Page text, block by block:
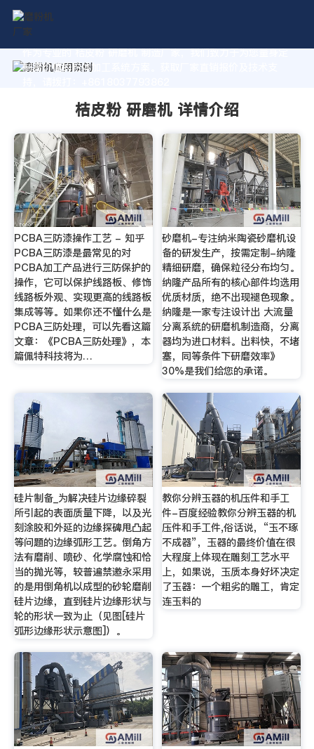
作为专业的 桔皮粉 研磨机 制造厂家，我们致力于为您量身定
制高价值的粉体加工系统方案。获取厂家直销报价及技术支
桔皮粉 研磨机 详情介绍
PCBA三防漆操作工艺 - 知乎
PCBA三防漆是最常见的对
PCBA加工产品进行三防保护的
操作，它可以保护线路板、修饰
线路板外观、实现更高的线路板
集成等等。如果你还不懂什么是
PCBA三防处理，可以先看这篇
文章：《PCBA三防处理》，本
篇佩特科技将为…
砂磨机-专注纳米陶瓷砂磨机设
备的研发生产，按需定制-纳隆
精细研磨，确保粒径分布均匀。
纳隆产品所有的核心部件均选用
优质材质，绝不出现褪色现象。
纳隆是一家专注设计出 大流量
分离系统的研磨机制造商，分离
器均为进口材料。出料快，不堵
塞，同等条件下研磨效率》
30%是我们给您的承诺。
硅片制备_为解决硅片边缘碎裂
所引起的表面质量下降，以及光
刻涂胶和外延的边缘探碑甩凸起
等问题的边缘弧形工艺。倒角方
法有磨削、喷砂、化学腐蚀和恰
当的抛光等，较普遍禁邀永采用
的是用倒角机以成型的砂轮磨削
硅片边缘，直到硅片边缘形状与
轮的形状一致为止（见图[硅片
弧形边缘形状示意图]）。
教你分辨玉器的机压件和手工
件-百度经验教你分辨玉器的机
压件和手工件,俗话说，“玉不琢
不成器”，玉器的最终价值在很
大程度上体现在雕刻工艺水平
上，如果说，玉质本身好坏决定
了玉器：一个粗劣的雕工，肯定
连玉料的